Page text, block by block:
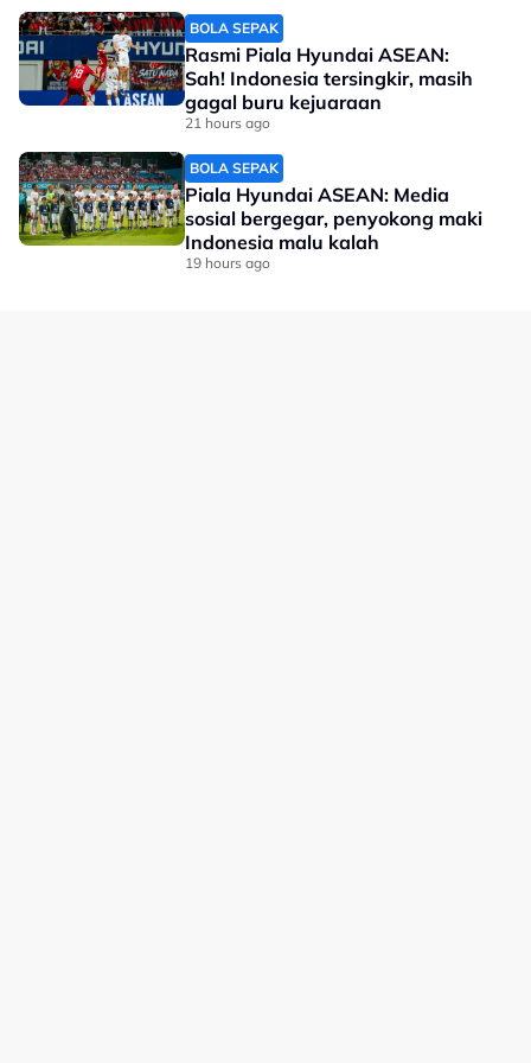
BOLA SEPAK
Rasmi Piala Hyundai ASEAN:
Sah! Indonesia tersingkir, masih
gagal buru kejuaraan
21 hours ago
BOLA SEPAK
Piala Hyundai ASEAN: Media
sosial bergegar, penyokong maki
Indonesia malu kalah
19 hours ago